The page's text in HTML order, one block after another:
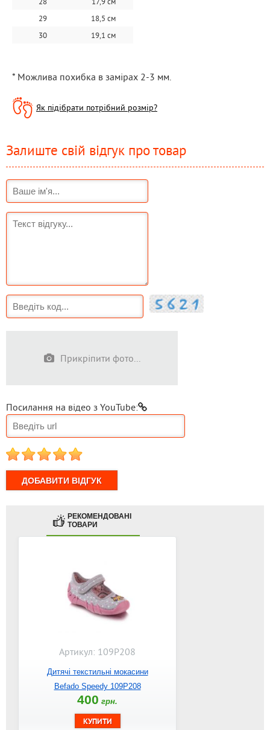
29
18,5 см
30
19,1 см
* Можлива похибка в замірах 2-3 мм.
Як підібрати потрібний розмір?
Залиште свій відгук про товар
Прикріпити фото...
Посилання на відео з YouTube:
1 2 3 4 5
РЕКОМЕНДОВАНІ
ТОВАРИ
Артикул: 109P208
Дитячі текстильні мокасини
Befado Speedy 109P208
400 грн.